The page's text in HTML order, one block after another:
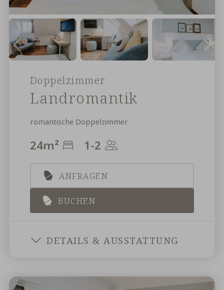
Doppelzimmer
Landromantik
romantische Doppelzimmer
1-2
24m²
BUCHEN
ANFRAGEN
DETAILS & AUSSTATTUNG